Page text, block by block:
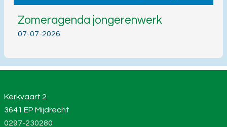
Zomeragenda jongerenwerk
07-07-2026
Kerkvaart 2
3641 EP Mijdrecht
0297-230280